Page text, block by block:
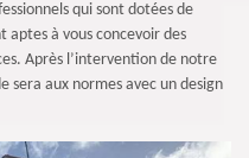
qui sont dotées de
aptes à vous concevoir des
Après l’intervention de notre
aux normes avec un design